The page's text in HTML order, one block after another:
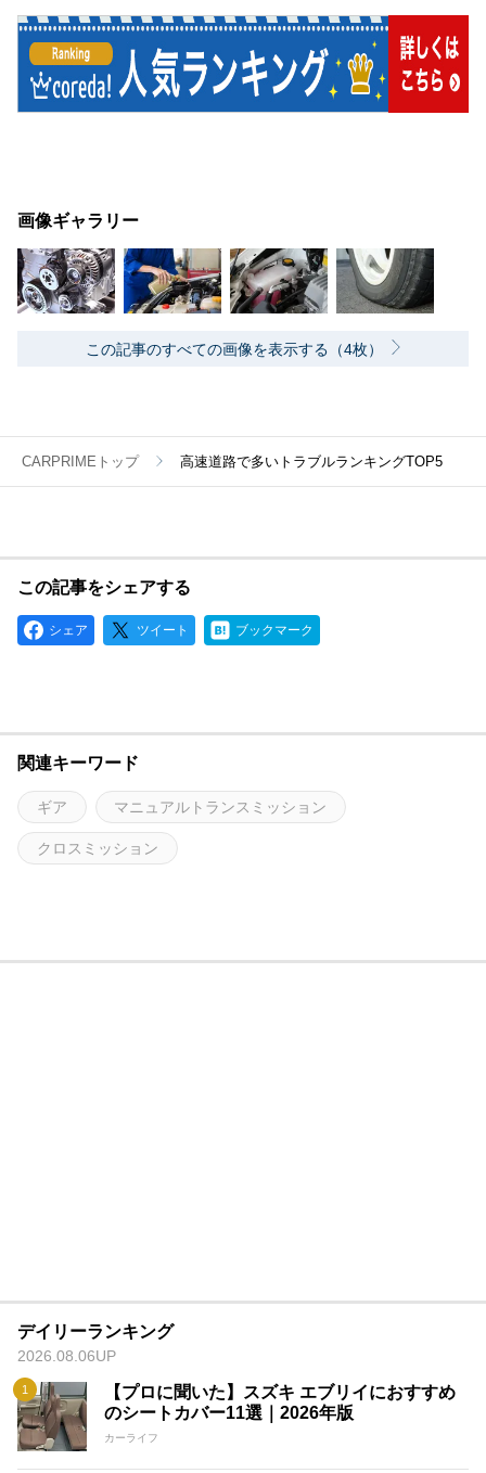
画像ギャラリー
この記事のすべての画像を表示する（4枚）
CARPRIMEトップ 高速道路で多いトラブルランキングTOP5
この記事をシェアする
シェア ツイート ブックマーク
関連キーワード
ギア マニュアルトランスミッション
クロスミッション
デイリーランキング
2026.08.06UP
【プロに聞いた】スズキ エブリイにおすすめ
のシートカバー11選｜2026年版
カーライフ